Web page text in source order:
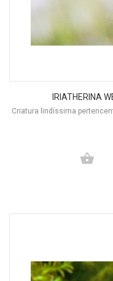
IRIATHERINA
Criatura lindíssima